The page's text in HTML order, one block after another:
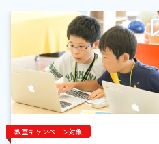
教室キャンペーン対象